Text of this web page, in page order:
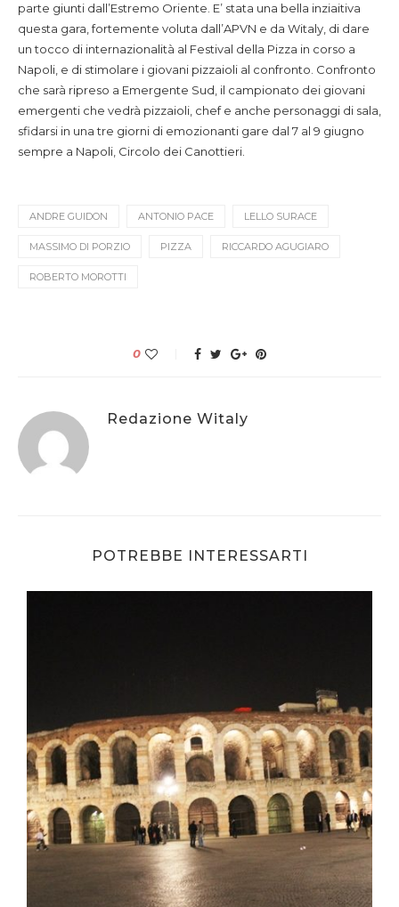
parte giunti dall’Estremo Oriente. E’ stata una bella inziaitiva
questa gara, fortemente voluta dall’APVN e da Witaly, di dare
un tocco di internazionalità al Festival della Pizza in corso a
Napoli, e di stimolare i giovani pizzaioli al confronto. Confronto
che sarà ripreso a Emergente Sud, il campionato dei giovani
emergenti che vedrà pizzaioli, chef e anche personaggi di sala,
sfidarsi in una tre giorni di emozionanti gare dal 7 al 9 giugno
sempre a Napoli, Circolo dei Canottieri.
ANDRE GUIDON ANTONIO PACE LELLO SURACE
MASSIMO DI PORZIO PIZZA RICCARDO AGUGIARO
ROBERTO MOROTTI
0
Redazione Witaly
POTREBBE INTERESSARTI